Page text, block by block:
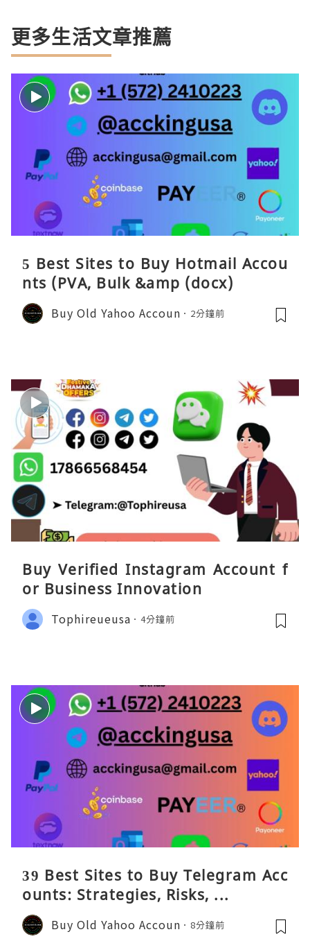
更多生活文章推薦
5 Best Sites to Buy Hotmail Accou
nts (PVA, Bulk &amp (docx)
Buy Old Yahoo Accoun 2分鐘前
Buy Verified Instagram Account f
or Business Innovation
Tophireueusa 4分鐘前
39 Best Sites to Buy Telegram Acc
ounts: Strategies, Risks, ...
Buy Old Yahoo Accoun 8分鐘前